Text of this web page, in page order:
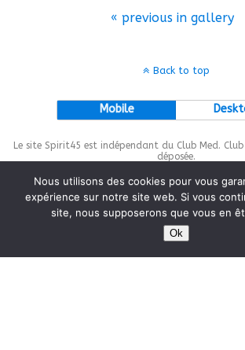
« previous in gallery
Back to top
Mobile
Le site Spirit45 est indépendant du Club Med.
déposée.
This site is protected bywp-
Nous utilisons des cookies pour vous
expérience sur notre site web. Si vous
site, nous supposerons que vous en
Ok